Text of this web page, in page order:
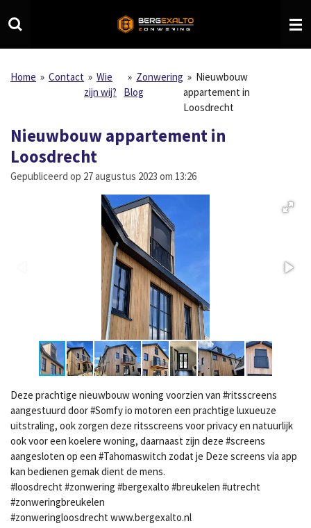
direct
hoofdinhoud
Home » Contact » Wie
zijn wij?
» Zonwering
Blog
» Nieuwbouw
appartement in
Loosdrecht
Nieuwbouw appartement in
Loosdrecht
Gepubliceerd op 27 augustus 2023 om 13:26
Deze prachtige nieuwbouw woning voorzien van #ritsscreens
aangestuurd door #Somfy io motoren een prachtige luxueuze
uitstraling, ook zorgen deze ritsscreens voor privacy en natuurlijk
ook voor een koelere woning, daarnaast zijn deze #screens
aangesloten op een #Tahomaswitch zodat je Deze screens via app
kan bedienen gemak dient de mens.
#loosdrecht #zonwering #bergexalto #breukelen #utrecht
#zonweringbreukelen
#zonweringloosdrecht www.bergexalto.nl